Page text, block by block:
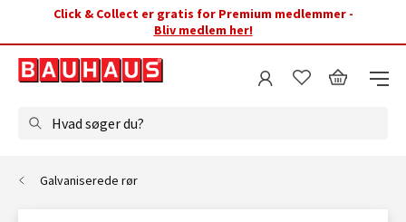
Click & Collect er gratis for Premium medlemmer -
Bliv medlem her!
Hvad søger du?
Galvaniserede rør